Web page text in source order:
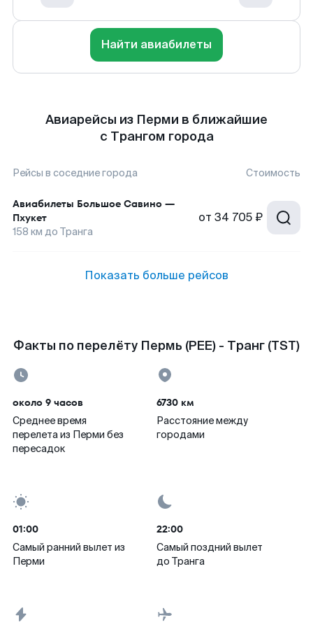
Найти авиабилеты
Авиарейсы из Перми в ближайшие
с Трангом города
Рейсы в соседние города Стоимость
Авиабилеты Большое Савино —
Пхукет
158 км до Транга
от 34 705 ₽
Показать больше рейсов
Факты по перелёту Пермь (PEE) - Транг (TST)
около 9 часов
Среднее время
перелета из Перми без
пересадок
6730 км
Расстояние между
городами
01:00
Самый ранний вылет из
Перми
22:00
Самый поздний вылет
до Транга